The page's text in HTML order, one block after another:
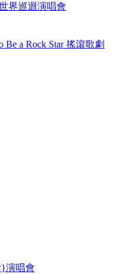
界巡迴演唱會
Be a Rock Star 搖滾歌劇
}演唱會